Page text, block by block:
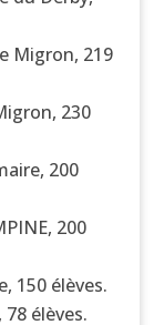
Migron, 219
230
200
200
150 élèves.
élèves.